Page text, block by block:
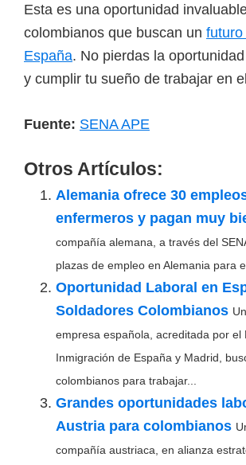
Esta es una oportunidad
colombianos que buscan un futuro
España. No pierdas la
y cumplir tu sueño de trabajar en
Fuente: SENA APE
Otros Artículos:
Alemania ofrece 30
enfermeros y pagan muy
compañía alemana, a través del
plazas de empleo en Alemania para
Oportunidad Laboral en
Soldadores Colombianos
empresa española, acreditada por el
Inmigración de España y Madrid,
colombianos para trabajar...
Grandes oportunidades
Austria para colombianos
compañía austriaca, en alianza